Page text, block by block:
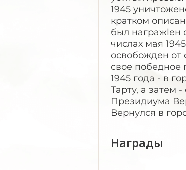
1945
кратком
был награжlен
числах мая
освобожден от
свое победное
1945 года - в
Тарту, а затем
Президиума
Вернулся в
Награды